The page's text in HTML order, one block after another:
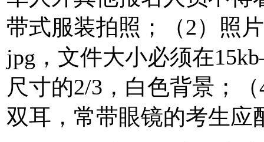
带式服装拍照；（2）照
jpg，文件大小必须在
尺寸的2/3，白色背景；
双耳，常带眼镜的考生应